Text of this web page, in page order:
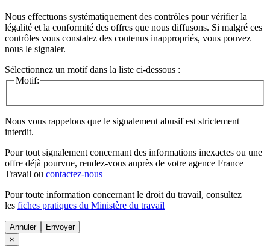
Nous effectuons systématiquement des contrôles pour vérifier la
légalité et la conformité des offres que nous diffusons. Si malgré ces
contrôles vous constatez des contenus inappropriés, vous pouvez
nous le signaler.
Sélectionnez un motif dans la liste ci-dessous :
Motif:
Nous vous rappelons que le signalement abusif est strictement
interdit.
Pour tout signalement concernant des informations inexactes ou une
offre déjà pourvue, rendez-vous auprès de votre agence France
Travail ou contactez-nous
Pour toute information concernant le droit du travail, consultez
les fiches pratiques du Ministère du travail
Annuler
×